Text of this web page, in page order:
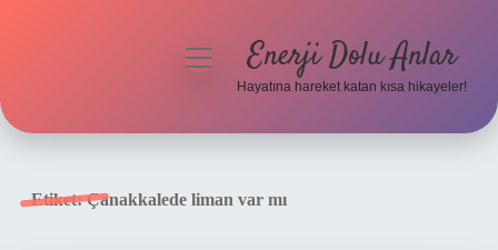
menüyüEnerji Dolu Anlar
Hayatına hareket katan kısa hikayeler!
Etiket:Çanakkalede liman var mı